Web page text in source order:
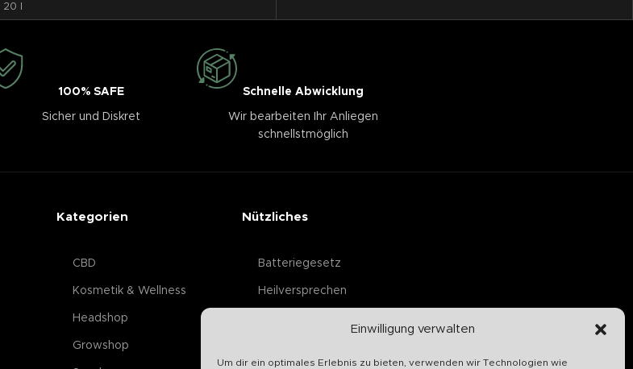
Einwilligung verwalten
Um dir ein optimales Erlebnis zu bieten, verwenden wir Technologien wie
20
100% SAFE
Sicher und Diskret
Schnelle Abwicklung
Wir bearbeiten Ihr Anliegen
schnellstmöglich
Kategorien
CBD
Kosmetik & Wellness
Headshop
Growshop
Nützliches
Batteriegesetz
Heilversprechen